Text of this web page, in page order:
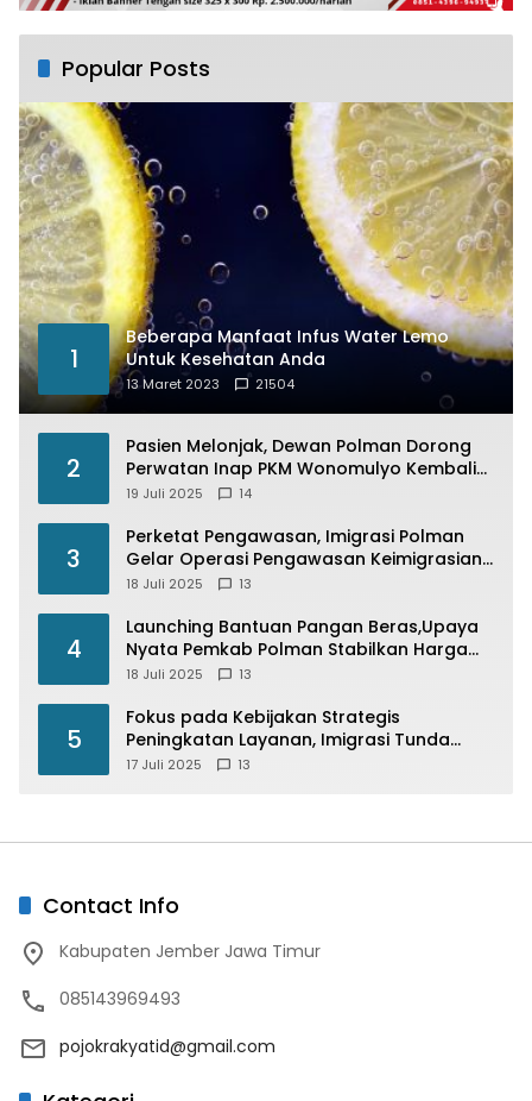
Popular Posts
1
Beberapa Manfaat Infus Water Lemo
Untuk Kesehatan Anda
13 Maret 2023 21504
2
Pasien Melonjak, Dewan Polman Dorong
Perwatan Inap PKM Wonomulyo Kembali
di Fungsikan
19 Juli 2025 14
3
Perketat Pengawasan, Imigrasi Polman
Gelar Operasi Pengawasan Keimigrasian
“Wirawaspada” Serentak disemua Daerah
18 Juli 2025 13
4
Launching Bantuan Pangan Beras,Upaya
Nyata Pemkab Polman Stabilkan Harga
Beras
18 Juli 2025 13
5
Fokus pada Kebijakan Strategis
Peningkatan Layanan, Imigrasi Tunda
Paspor Desain Merah Putih
17 Juli 2025 13
Contact Info
Kabupaten Jember Jawa Timur
085143969493
pojokrakyatid@gmail.com